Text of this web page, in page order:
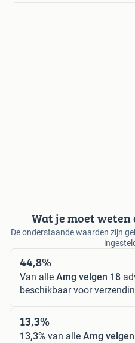
Wat je moet weten
De onderstaande waarden zijn
44,8%
Van alle Amg velgen 18
beschikbaar voor
13,3%
13,3% van alle Amg